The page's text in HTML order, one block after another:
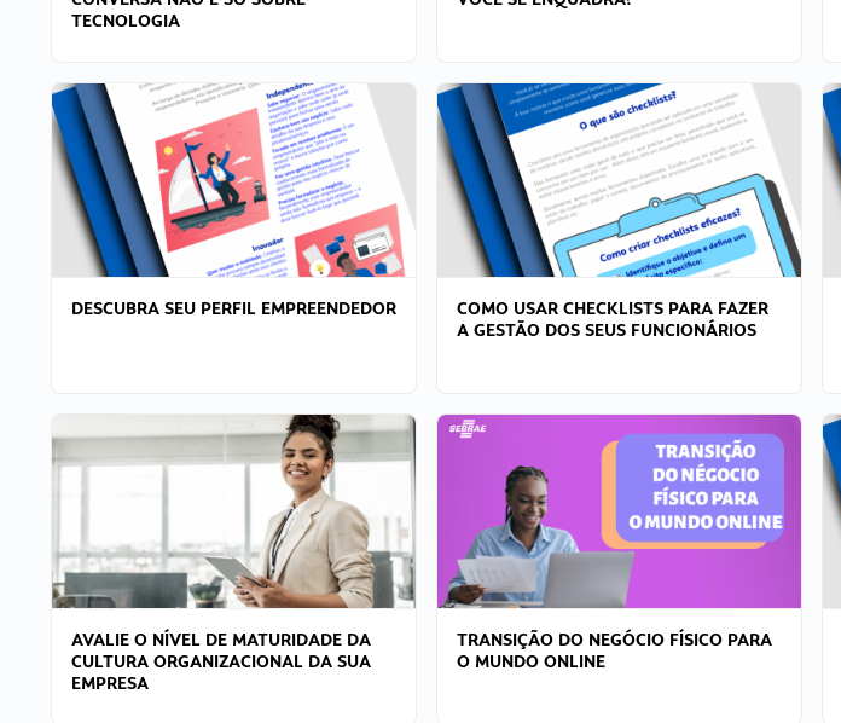
TECNOLOGIA
DESCUBRA SEU PERFIL EMPREENDEDOR
COMO USAR CHECKLISTS PARA FAZER
A GESTÃO DOS SEUS FUNCIONÁRIOS
AVALIE O NÍVEL DE MATURIDADE DA
CULTURA ORGANIZACIONAL DA SUA
EMPRESA
TRANSIÇÃO DO NEGÓCIO FÍSICO PARA
O MUNDO ONLINE